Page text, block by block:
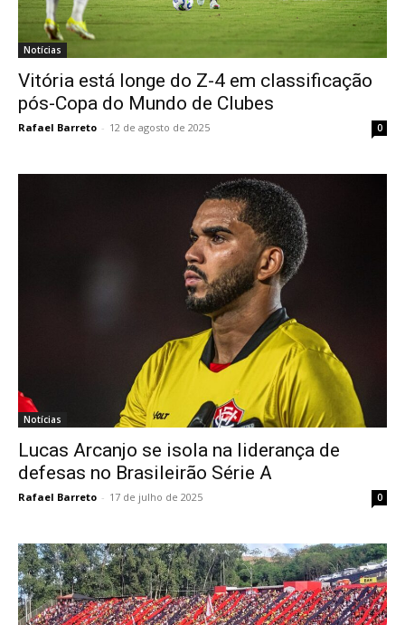
Notícias
Vitória está longe do Z-4 em classificação
pós-Copa do Mundo de Clubes
Rafael Barreto - 12 de agosto de 2025 0
Notícias
Lucas Arcanjo se isola na liderança de
defesas no Brasileirão Série A
Rafael Barreto - 17 de julho de 2025 0